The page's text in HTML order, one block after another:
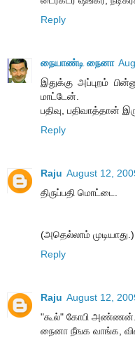
Reply
நையாண்டி நைனா
இதுக்கு அப்புறம்
மாட்டேன்.
பதிவு, பதிவாத்தான்
Reply
Raju August 12,
திருப்பதி மொட்டை.
(அதெல்லாம் முடியாது.)
Reply
Raju August 12,
"கூல்" கோபி
நைனா நீஙக வாங்க,